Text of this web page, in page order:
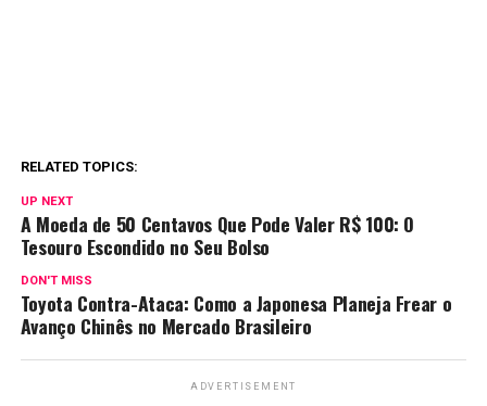
RELATED TOPICS:
UP NEXT
A Moeda de 50 Centavos Que Pode Valer R$ 100: O
Tesouro Escondido no Seu Bolso
DON'T MISS
Toyota Contra-Ataca: Como a Japonesa Planeja Frear o
Avanço Chinês no Mercado Brasileiro
ADVERTISEMENT